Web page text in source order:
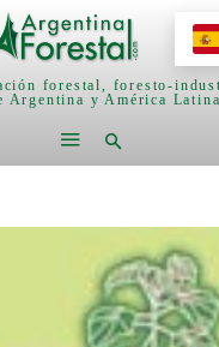
forestal, foresto-
Argentina y América Latina